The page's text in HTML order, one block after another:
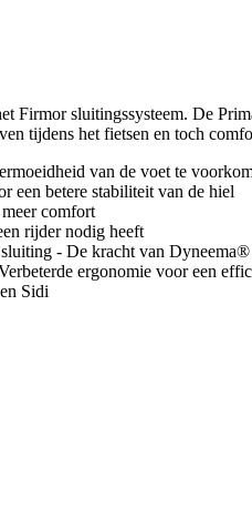
Firmor sluitingssysteem. De
tijdens het fietsen en toch
van de voet te
een betere stabiliteit van de hiel
comfort
rijder nodig heeft
- De kracht van
ergonomie voor een
Sidi